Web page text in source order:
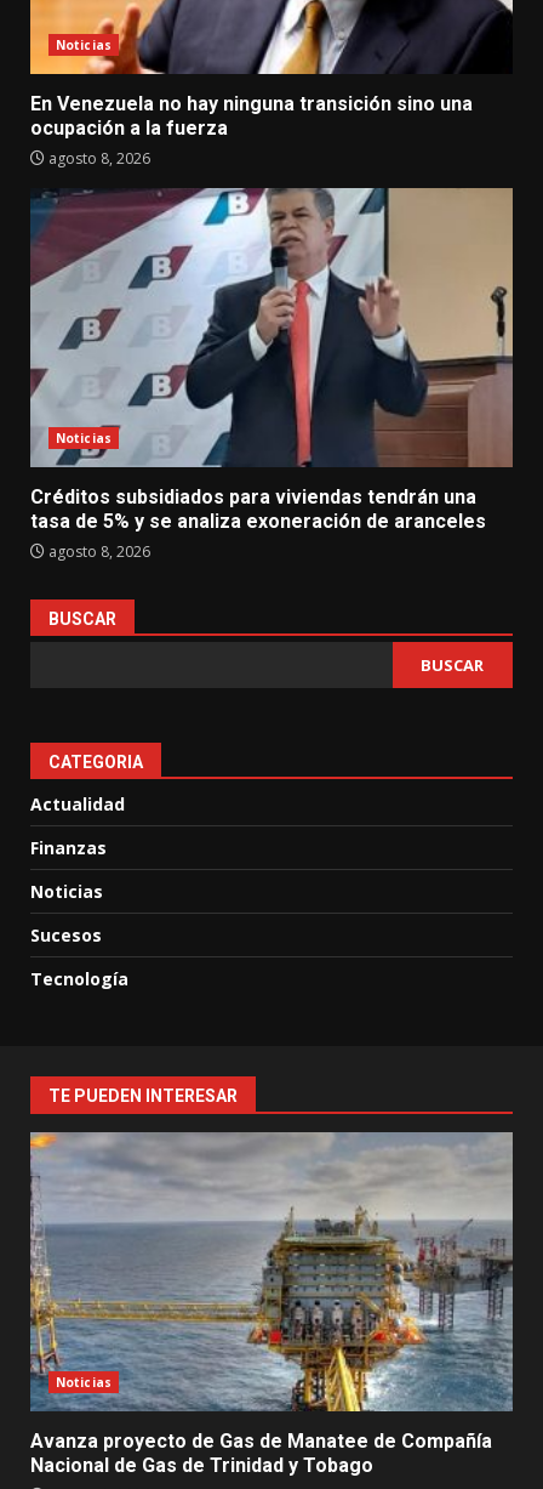
Noticias
En Venezuela no hay ninguna transición sino una
ocupación a la fuerza
agosto 8, 2026
Noticias
Créditos subsidiados para viviendas tendrán una
tasa de 5% y se analiza exoneración de aranceles
agosto 8, 2026
BUSCAR
BUSCAR
CATEGORIA
Actualidad
Finanzas
Noticias
Sucesos
Tecnología
TE PUEDEN INTERESAR
Noticias
Avanza proyecto de Gas de Manatee de Compañía
Nacional de Gas de Trinidad y Tobago